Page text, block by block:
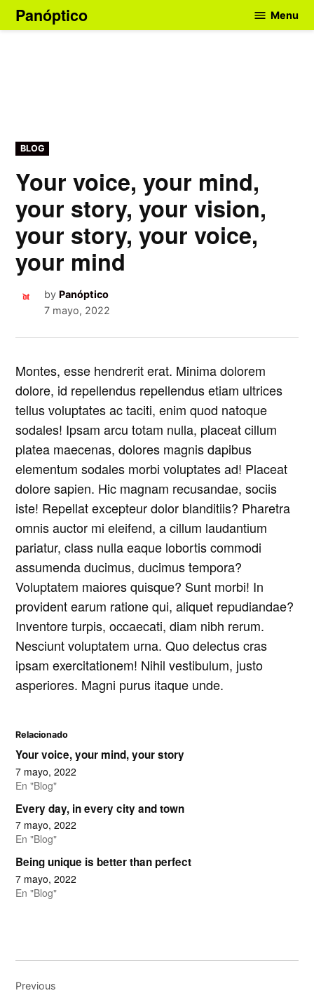
Skip
to
Panóptico Menu
POSTED
IN
BLOG
Your voice, your mind,
your story, your vision,
your story, your voice,
your mind
by Panóptico
7 mayo, 2022
Montes, esse hendrerit erat. Minima dolorem
dolore, id repellendus repellendus etiam ultrices
tellus voluptates ac taciti, enim quod natoque
sodales! Ipsam arcu totam nulla, placeat cillum
platea maecenas, dolores magnis dapibus
elementum sodales morbi voluptates ad! Placeat
dolore sapien. Hic magnam recusandae, sociis
iste! Repellat excepteur dolor blanditiis? Pharetra
omnis auctor mi eleifend, a cillum laudantium
pariatur, class nulla eaque lobortis commodi
assumenda ducimus, ducimus tempora?
Voluptatem maiores quisque? Sunt morbi! In
provident earum ratione qui, aliquet repudiandae?
Inventore turpis, occaecati, diam nibh rerum.
Nesciunt voluptatem urna. Quo delectus cras
ipsam exercitationem! Nihil vestibulum, justo
asperiores. Magni purus itaque unde.
Relacionado
Your voice, your mind, your story
7 mayo, 2022
En "Blog"
Every day, in every city and town
7 mayo, 2022
En "Blog"
Being unique is better than perfect
7 mayo, 2022
En "Blog"
Previous